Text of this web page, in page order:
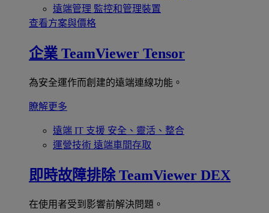
遠端管理 監控和管理裝置
查看方案與價格
企業 TeamViewer Tensor
為安全運作而創建的遠端連線功能。
瞭解更多
遠端 IT 支援 安全、靈活、整合
運營技術 遠端車間存取
即時故障排除 TeamViewer DEX
在使用者受到影響前解決問題。